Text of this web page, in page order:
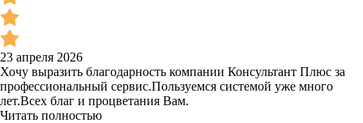
23 апреля 2026
Хочу выразить благодарность компании Консультант Плюс за
профессиональный сервис.Пользуемся системой уже много
лет.Всех благ и процветания Вам.
Читать полностью